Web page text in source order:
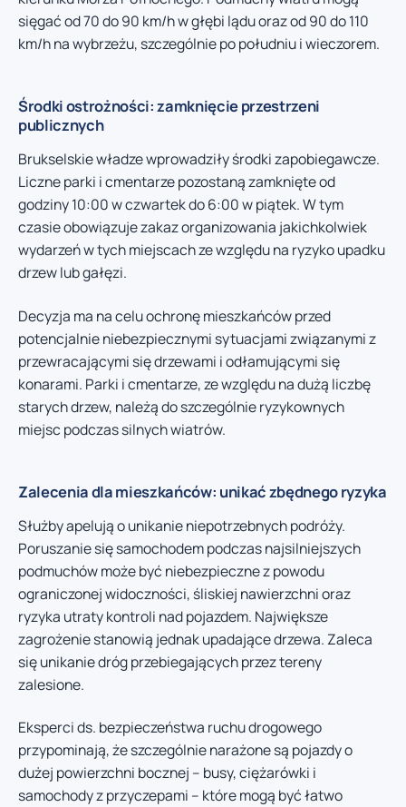
sięgać od 70 do 90 km/h w głębi lądu oraz od 90 do 110
km/h na wybrzeżu, szczególnie po południu i wieczorem.
Środki ostrożności: zamknięcie przestrzeni
publicznych
Brukselskie władze wprowadziły środki zapobiegawcze.
Liczne parki i cmentarze pozostaną zamknięte od
godziny 10:00 w czwartek do 6:00 w piątek. W tym
czasie obowiązuje zakaz organizowania jakichkolwiek
wydarzeń w tych miejscach ze względu na ryzyko upadku
drzew lub gałęzi.
Decyzja ma na celu ochronę mieszkańców przed
potencjalnie niebezpiecznymi sytuacjami związanymi z
przewracającymi się drzewami i odłamującymi się
konarami. Parki i cmentarze, ze względu na dużą liczbę
starych drzew, należą do szczególnie ryzykownych
miejsc podczas silnych wiatrów.
Zalecenia dla mieszkańców: unikać zbędnego ryzyka
Służby apelują o unikanie niepotrzebnych podróży.
Poruszanie się samochodem podczas najsilniejszych
podmuchów może być niebezpieczne z powodu
ograniczonej widoczności, śliskiej nawierzchni oraz
ryzyka utraty kontroli nad pojazdem. Największe
zagrożenie stanowią jednak upadające drzewa. Zaleca
się unikanie dróg przebiegających przez tereny
zalesione.
Eksperci ds. bezpieczeństwa ruchu drogowego
przypominają, że szczególnie narażone są pojazdy o
dużej powierzchni bocznej – busy, ciężarówki i
samochody z przyczepami – które mogą być łatwo